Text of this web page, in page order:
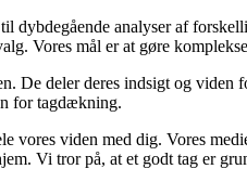
analyser af
Vores mål er at gøre
De deler deres indsigt og
for tagdækning.
vores viden med dig. Vores
Vi tror på, at et godt tag er